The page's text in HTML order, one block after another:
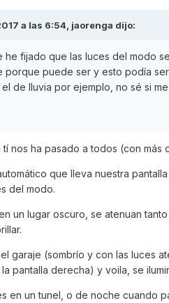
a las 6:54, jaorenga dijo:
he fijado que las luces del modo
porque puede ser y esto podía
de lluvia por ejemplo, no sé si
nos ha pasado a todos (con más
que lleva nuestra
del modo.
un lugar oscuro, se atenuan
garaje (sombrío y con las luces
pantalla derecha) y voila, se
en un tunel, o de noche cuando